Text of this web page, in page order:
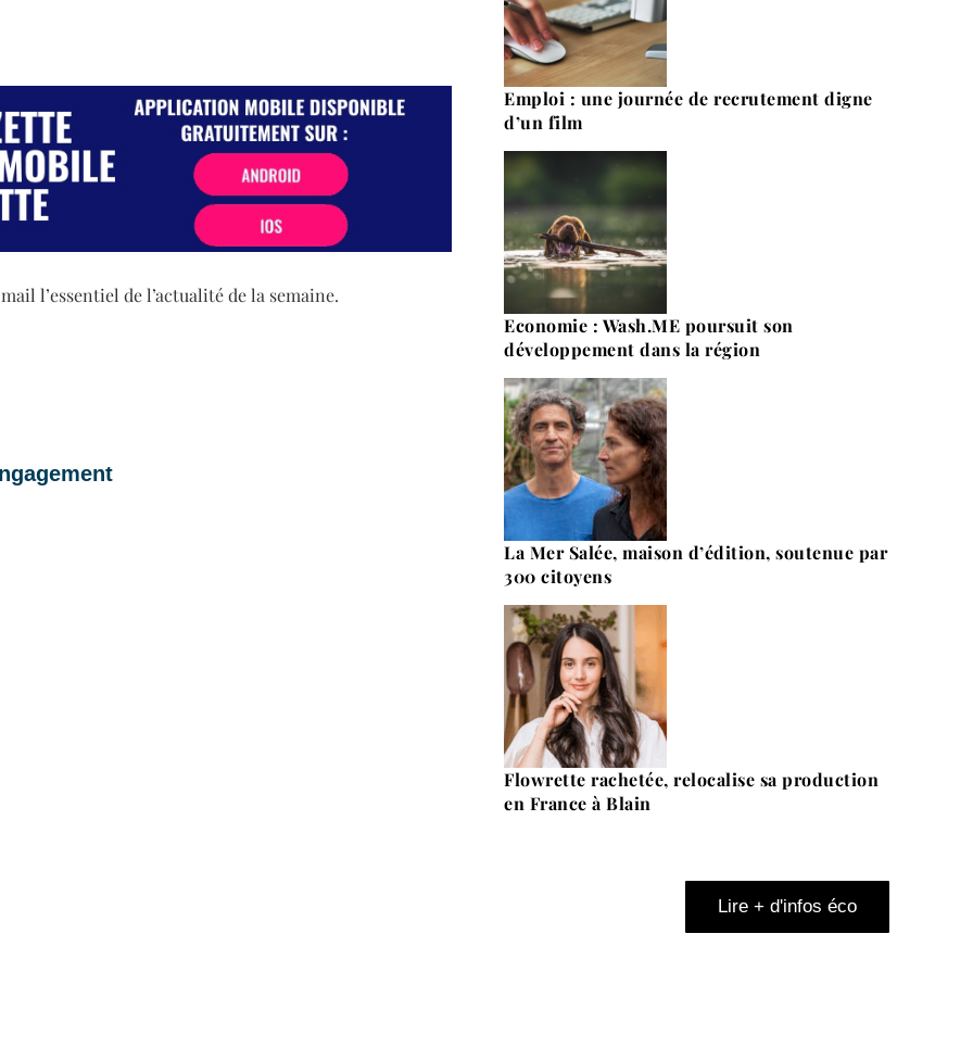
l’essentiel de l’actualité de la semaine.
Emploi : une journée de recrutement digne
d’un film
Economie : Wash.ME poursuit son
développement dans la région
La Mer Salée, maison d’édition, soutenue par
300 citoyens
Flowrette rachetée, relocalise sa production
en France à Blain
Lire + d'infos éco